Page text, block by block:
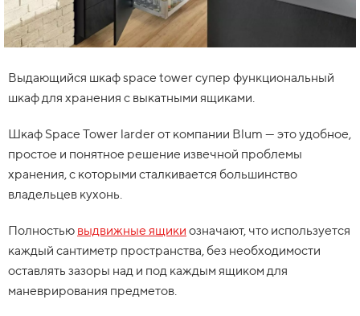
Выдающийся шкаф space tower супер функциональный
шкаф для хранения с выкатными ящиками.
Шкаф Space Tower larder от компании Blum — это удобное,
простое и понятное решение извечной проблемы
хранения, с которыми сталкивается большинство
владельцев кухонь.
Полностью выдвижные ящики означают, что используется
каждый сантиметр пространства, без необходимости
оставлять зазоры над и под каждым ящиком для
маневрирования предметов.